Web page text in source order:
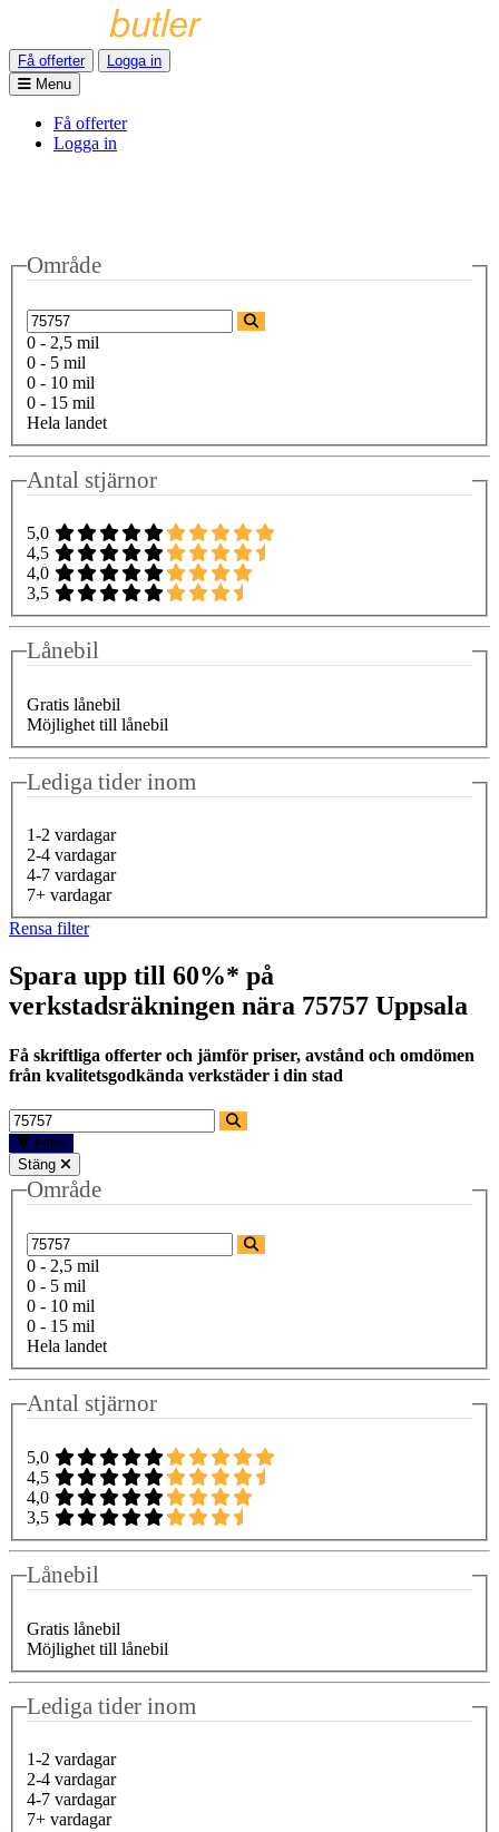
Få offerter
Logga in
Menu
Få offerter
Logga in
Område
0 - 2,5 mil
0 - 5 mil
0 - 10 mil
0 - 15 mil
Hela landet
Antal stjärnor
5,0
4,5
4,0
3,5
Lånebil
Gratis lånebil
Möjlighet till lånebil
Lediga tider inom
1-2 vardagar
2-4 vardagar
4-7 vardagar
7+ vardagar
Rensa filter
Spara upp till 60%* på
verkstadsräkningen nära 75757 Uppsala
Få skriftliga offerter och jämför priser, avstånd och omdömen
från kvalitetsgodkända verkstäder i din stad
Filter
Stäng
Område
0 - 2,5 mil
0 - 5 mil
0 - 10 mil
0 - 15 mil
Hela landet
Antal stjärnor
5,0
4,5
4,0
3,5
Lånebil
Gratis lånebil
Möjlighet till lånebil
Lediga tider inom
1-2 vardagar
2-4 vardagar
4-7 vardagar
7+ vardagar